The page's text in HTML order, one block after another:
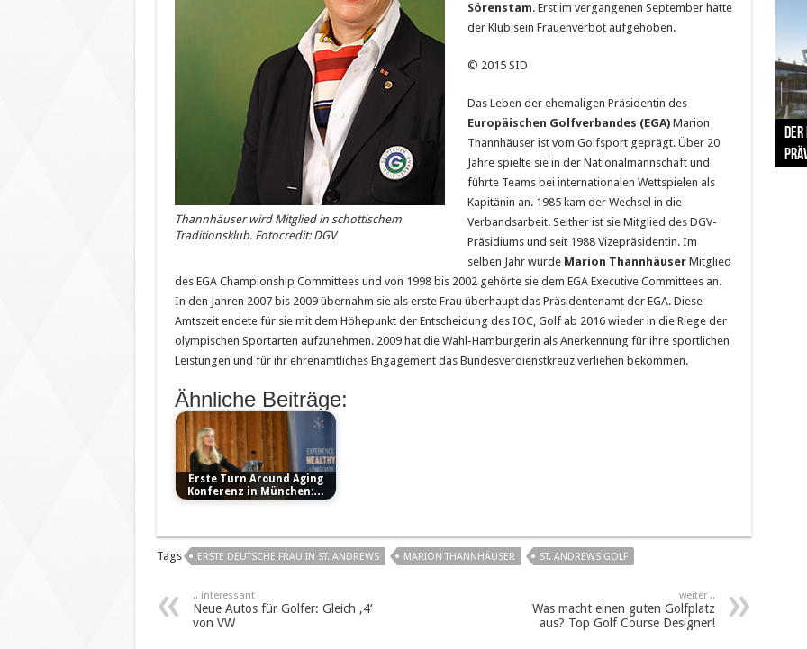
Thannhäuser wird Mitglied in schottischem
Traditionsklub. Fotocredit: DGV
Sörenstam. Erst im vergangenen September hatte
der Klub sein Frauenverbot aufgehoben.
© 2015 SID
Das Leben der ehemaligen Präsidentin des
Europäischen Golfverbandes (EGA)Marion
Thannhäuser ist vom Golfsport geprägt. Über 20
Jahre spielte sie in der Nationalmannschaft und
führte Teams bei internationalen Wettspielen als
Kapitänin an. 1985 kam der Wechsel in die
Verbandsarbeit. Seither ist sie Mitglied des DGV-
Präsidiums und seit 1988 Vizepräsidentin. Im
selben Jahr wurde Marion ThannhäuserMitglied
des EGA Championship Committees und von 1998 bis 2002 gehörte sie dem EGA Executive Committees an.
In den Jahren 2007 bis 2009 übernahm sie als erste Frau überhaupt das Präsidentenamt der EGA. Diese
Amtszeit endete für sie mit dem Höhepunkt der Entscheidung des IOC, Golf ab 2016 wieder in die Riege der
olympischen Sportarten aufzunehmen. 2009 hat die Wahl-Hamburgerin als Anerkennung für ihre sportlichen
Leistungen und für ihr ehrenamtliches Engagement das Bundesverdienstkreuz verliehen bekommen.
Ähnliche Beiträge:
Erste Turn Around Aging
Konferenz in München:…
Tags ERSTE DEUTSCHE FRAU IN ST. ANDREWS MARION THANNHÄUSER ST. ANDREWS GOLF
.. interessant
Neue Autos für Golfer: Gleich ‚4‘
von VW
weiter ..
Was macht einen guten Golfplatz
aus? Top Golf Course Designer!
The